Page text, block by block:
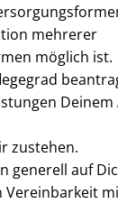
mehrerer
möglich ist.
zustehen.
generell auf
Vereinbarkeit